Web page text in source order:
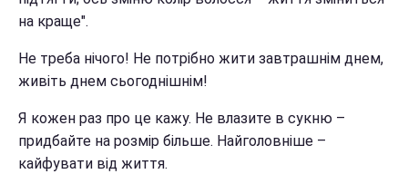
на краще".
Не треба нічого! Не потрібно жити завтрашнім днем,
живіть днем сьогоднішнім!
Я кожен раз про це кажу. Не влазите в сукню –
придбайте на розмір більше. Найголовніше –
кайфувати від життя.